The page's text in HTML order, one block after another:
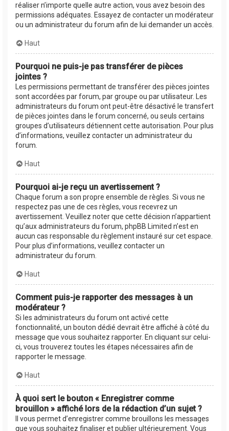
réaliser n’importe quelle autre action, vous avez besoin des
permissions adéquates. Essayez de contacter un modérateur
ou un administrateur du forum afin de lui demander un accès.
Haut
Pourquoi ne puis-je pas transférer de pièces
jointes ?
Les permissions permettant de transférer des pièces jointes
sont accordées par forum, par groupe ou par utilisateur. Les
administrateurs du forum ont peut-être désactivé le transfert
de pièces jointes dans le forum concerné, ou seuls certains
groupes d’utilisateurs détiennent cette autorisation. Pour plus
d’informations, veuillez contacter un administrateur du
forum.
Haut
Pourquoi ai-je reçu un avertissement ?
Chaque forum a son propre ensemble de règles. Si vous ne
respectez pas une de ces règles, vous recevrez un
avertissement. Veuillez noter que cette décision n’appartient
qu’aux administrateurs du forum, phpBB Limited n’est en
aucun cas responsable du règlement instauré sur cet espace.
Pour plus d’informations, veuillez contacter un
administrateur du forum.
Haut
Comment puis-je rapporter des messages à un
modérateur ?
Si les administrateurs du forum ont activé cette
fonctionnalité, un bouton dédié devrait être affiché à côté du
message que vous souhaitez rapporter. En cliquant sur celui-
ci, vous trouverez toutes les étapes nécessaires afin de
rapporter le message.
Haut
À quoi sert le bouton « Enregistrer comme
brouillon » affiché lors de la rédaction d’un sujet ?
Il vous permet d’enregistrer comme brouillons les messages
que vous souhaitez finaliser et publier ultérieurement. Vous